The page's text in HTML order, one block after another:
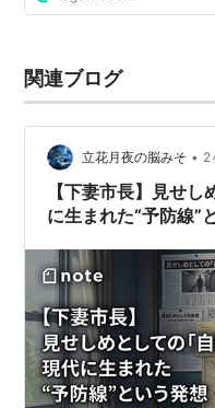
関連ブログ
立花月夜の脳みそ • 2
【下妻市長】見せ
に生まれた“予防線”